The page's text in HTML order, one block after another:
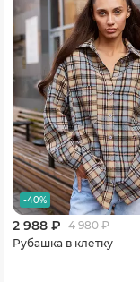
-40%
2 988 ₽ 4 980₽
Рубашка в клетку